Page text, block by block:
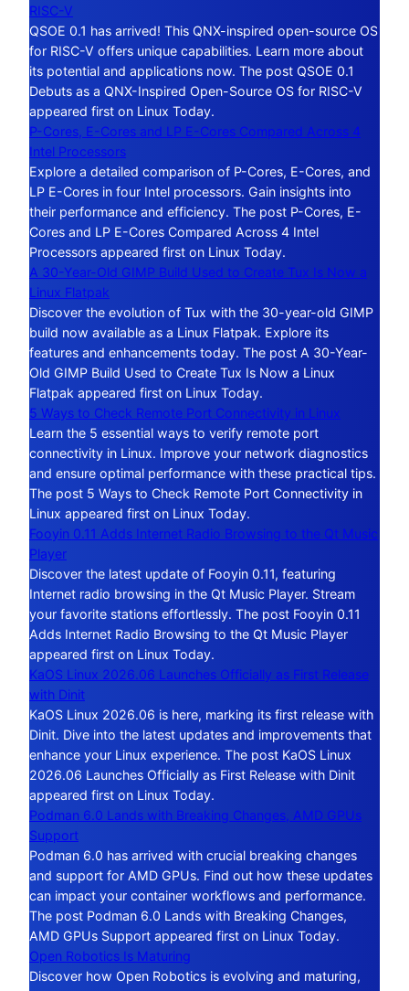
RISC-V
QSOE 0.1 has arrived! This QNX-inspired open-source OS
for RISC-V offers unique capabilities. Learn more about
its potential and applications now. The post QSOE 0.1
Debuts as a QNX-Inspired Open-Source OS for RISC-V
appeared first on Linux Today.
P-Cores, E-Cores and LP E-Cores Compared Across 4
Intel Processors
Explore a detailed comparison of P-Cores, E-Cores, and
LP E-Cores in four Intel processors. Gain insights into
their performance and efficiency. The post P-Cores, E-
Cores and LP E-Cores Compared Across 4 Intel
Processors appeared first on Linux Today.
A 30-Year-Old GIMP Build Used to Create Tux Is Now a
Linux Flatpak
Discover the evolution of Tux with the 30-year-old GIMP
build now available as a Linux Flatpak. Explore its
features and enhancements today. The post A 30-Year-
Old GIMP Build Used to Create Tux Is Now a Linux
Flatpak appeared first on Linux Today.
5 Ways to Check Remote Port Connectivity in Linux
Learn the 5 essential ways to verify remote port
connectivity in Linux. Improve your network diagnostics
and ensure optimal performance with these practical tips.
The post 5 Ways to Check Remote Port Connectivity in
Linux appeared first on Linux Today.
Fooyin 0.11 Adds Internet Radio Browsing to the Qt Music
Player
Discover the latest update of Fooyin 0.11, featuring
Internet radio browsing in the Qt Music Player. Stream
your favorite stations effortlessly. The post Fooyin 0.11
Adds Internet Radio Browsing to the Qt Music Player
appeared first on Linux Today.
KaOS Linux 2026.06 Launches Officially as First Release
with Dinit
KaOS Linux 2026.06 is here, marking its first release with
Dinit. Dive into the latest updates and improvements that
enhance your Linux experience. The post KaOS Linux
2026.06 Launches Officially as First Release with Dinit
appeared first on Linux Today.
Podman 6.0 Lands with Breaking Changes, AMD GPUs
Support
Podman 6.0 has arrived with crucial breaking changes
and support for AMD GPUs. Find out how these updates
can impact your container workflows and performance.
The post Podman 6.0 Lands with Breaking Changes,
AMD GPUs Support appeared first on Linux Today.
Open Robotics Is Maturing
Discover how Open Robotics is evolving and maturing,